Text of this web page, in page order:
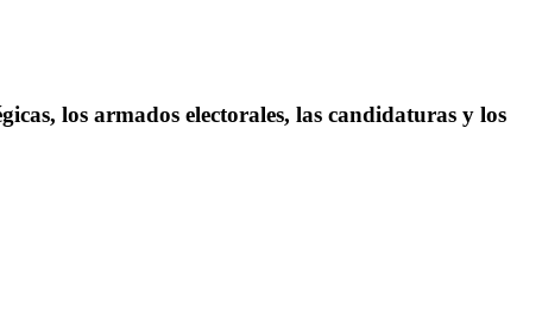
los armados electorales, las candidaturas y los